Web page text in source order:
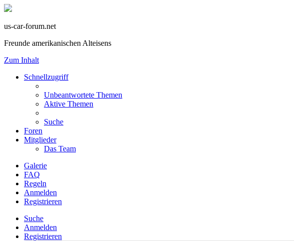
us-car-forum.net
Freunde amerikanischen Alteisens
Zum Inhalt
Schnellzugriff
Unbeantwortete Themen
Aktive Themen
Suche
Foren
Mitglieder
Das Team
Galerie
FAQ
Regeln
Anmelden
Registrieren
Suche
Anmelden
Registrieren